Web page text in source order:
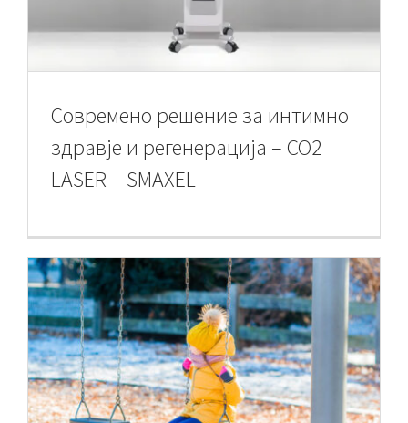
Современо решение за интимно
здравје и регенерација – CO2
LASER – SMAXEL